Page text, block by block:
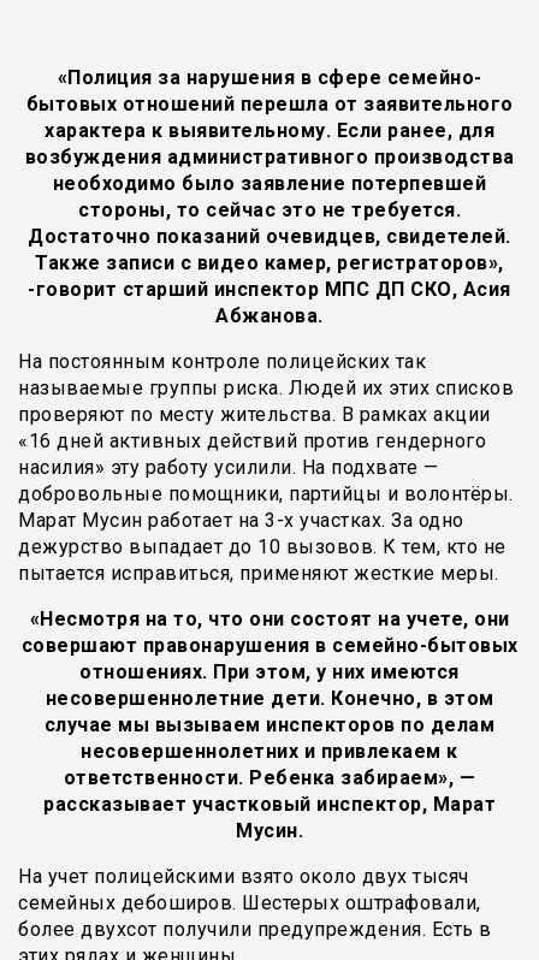
«Полиция за нарушения в сфере семейно-
бытовых отношений перешла от заявительного
характера к выявительному. Если ранее, для
возбуждения административного производства
необходимо было заявление потерпевшей
стороны, то сейчас это не требуется.
Достаточно показаний очевидцев, свидетелей.
Также записи с видео камер, регистраторов»,
-говорит старший инспектор МПС ДП СКО, Асия
Абжанова.
На постоянным контроле полицейских так
называемые группы риска. Людей их этих списков
проверяют по месту жительства. В рамках акции
«16 дней активных действий против гендерного
насилия» эту работу усилили. На подхвате —
добровольные помощники, партийцы и волонтёры.
Марат Мусин работает на 3-х участках. За одно
дежурство выпадает до 10 вызовов. К тем, кто не
пытается исправиться, применяют жесткие меры.
«Несмотря на то, что они состоят на учете, они
совершают правонарушения в семейно-бытовых
отношениях. При этом, у них имеются
несовершеннолетние дети. Конечно, в этом
случае мы вызываем инспекторов по делам
несовершеннолетних и привлекаем к
ответственности. Ребенка забираем», —
рассказывает участковый инспектор, Марат
Мусин.
На учет полицейскими взято около двух тысяч
семейных дебоширов. Шестерых оштрафовали,
более двухсот получили предупреждения. Есть в